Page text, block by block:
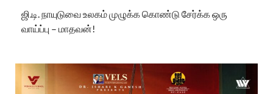
ஜி.டி. நாயுடுவை உலகம் முழுக்க கொண்டு சேர்க்க ஒரு
வாய்ப்பு – மாதவன்!